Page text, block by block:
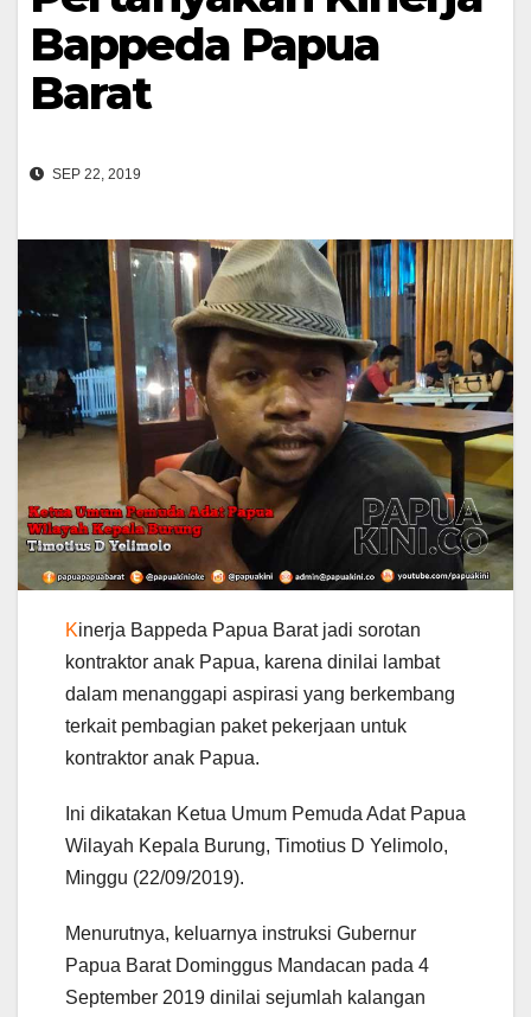
Bappeda Papua
Barat
SEP 22, 2019
Kinerja Bappeda Papua Barat jadi sorotan
kontraktor anak Papua, karena dinilai lambat
dalam menanggapi aspirasi yang berkembang
terkait pembagian paket pekerjaan untuk
kontraktor anak Papua.
Ini dikatakan Ketua Umum Pemuda Adat Papua
Wilayah Kepala Burung, Timotius D Yelimolo,
Minggu (22/09/2019).
Menurutnya, keluarnya instruksi Gubernur
Papua Barat Dominggus Mandacan pada 4
September 2019 dinilai sejumlah kalangan